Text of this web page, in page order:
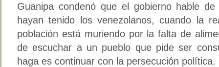
Guanipa condenó que el gobierno hable
hayan tenido los venezolanos, cuando la
población está muriendo por la falta de
de escuchar a un pueblo que pide ser
haga es continuar con la persecución política.